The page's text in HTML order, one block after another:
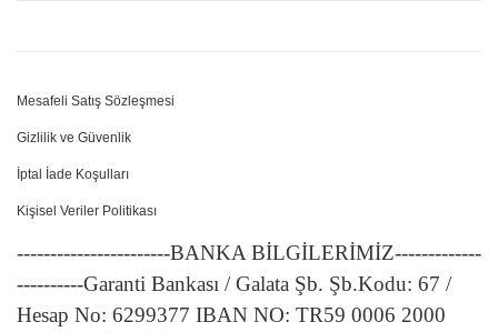
Mesafeli Satış Sözleşmesi
Gizlilik ve Güvenlik
İptal İade Koşulları
Kişisel Veriler Politikası
-----------------------BANKA BİLGİLERİMİZ-------------
----------Garanti Bankası / Galata Şb. Şb.Kodu: 67 /
Hesap No: 6299377 IBAN NO: TR59 0006 2000